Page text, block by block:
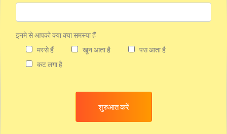
इनमे से आपको क्या क्या समस्या हैं
मस्से हैं
खून आता है
पस आता है
कट लगा है
शुरुआत करें